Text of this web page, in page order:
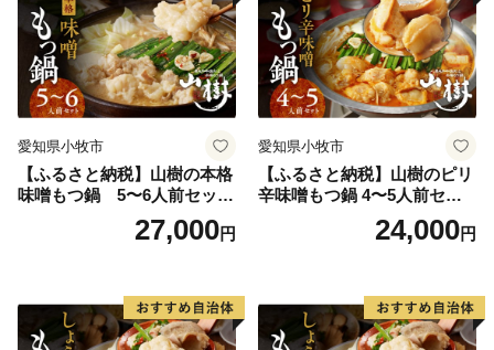
愛知県小牧市
【ふるさと納税】山樹の本格
味噌もつ鍋 5〜6人前セット
山樹 国産 牛もつ ホルモン モ
ツ オンライン飲み会 ホーム
間
27,000円
愛知県小牧市
【ふるさと納税】山樹のピリ
辛味噌もつ鍋 4〜5人前セッ
ト 山樹 国産 牛もつ ホルモン
モツ オンライン飲み会 ホー
時間
24,000円